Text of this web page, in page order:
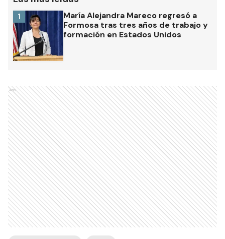
María Alejandra Mareco regresó a
Formosa tras tres años de trabajo y
formación en Estados Unidos
1
Ads